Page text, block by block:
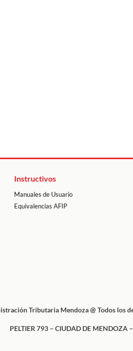
Instructivos
Manuales de Usuario
Equivalencias AFIP
Tributaria Mendoza @ Todos los
PELTIER 793 – CIUDAD DE MENDOZA